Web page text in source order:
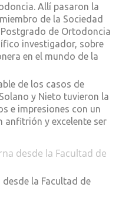
Allí pasaron la
de la Sociedad
de Ortodoncia
investigador, sobre
en el mundo de la
de los casos de
y Nieto tuvieron la
e impresiones con un
anfitrión y excelente ser
desde la Facultad de